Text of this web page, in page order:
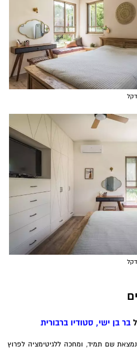
דקל
בר בן ישי, סטודיו ברבורית
שם תמיד, ומחכה ללגיטימציה לפרוץ